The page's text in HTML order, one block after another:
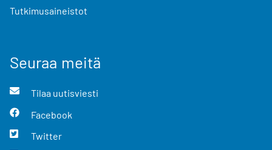
Tutkimusaineistot
Seuraa meitä
Tilaa uutisviesti
Facebook
Twitter